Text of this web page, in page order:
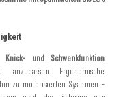
Knick- und Schwenkfunktion
Ergonomische
zu motorisierten Systemen –